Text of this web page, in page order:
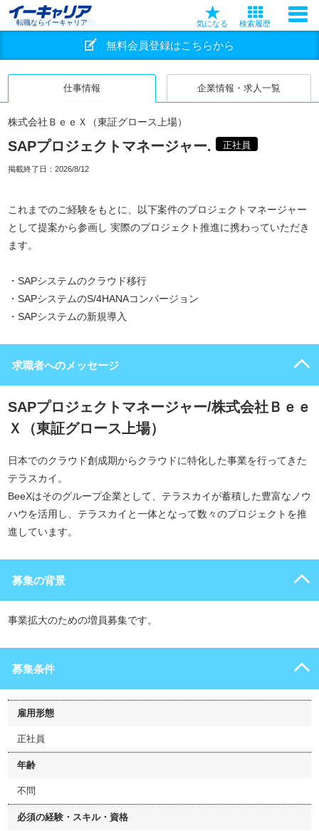
転職ならイーキャリア 気になる 検索履歴
無料会員登録はこちらから
仕事情報 企業情報・求人一覧
株式会社ＢｅｅＸ（東証グロース上場）
SAPプロジェクトマネージャー. 正社員
掲載終了日： 2026/8/12
これまでのご経験をもとに、以下案件のプロジェクトマネージャー
として提案から参画し 実際のプロジェクト推進に携わっていただき
ます。
・SAPシステムのクラウド移行
・SAPシステムのS/4HANAコンバージョン
・SAPシステムの新規導入
求職者へのメッセージ
SAPプロジェクトマネージャー/株式会社Ｂｅｅ
Ｘ（東証グロース上場）
日本でのクラウド創成期からクラウドに特化した事業を行ってきた
テラスカイ。
BeeXはそのグループ企業として、テラスカイが蓄積した豊富なノウ
ハウを活用し、テラスカイと一体となって数々のプロジェクトを推
進しています。
募集の背景
事業拡大のための増員募集です。
募集条件
雇用形態
正社員
年齢
不問
必須の経験・スキル・資格